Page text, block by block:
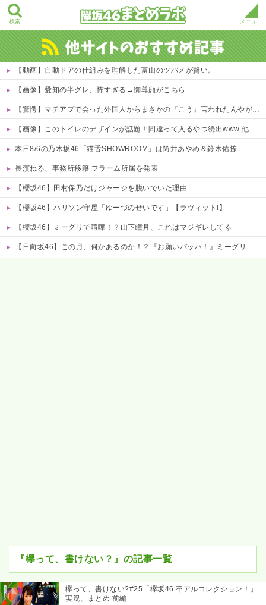
検索 メニュー
【動画】自動ドアの仕組みを理解した富山のツバメが賢い。
【画像】愛知の半グレ、怖すぎる→御尊顔がこちら…
【驚愕】マチアプで会った外国人からまさかの『こう』言われたんやがこれワイ詰みか？？？？？？？
【画像】このトイレのデザインが話題！間違って入るやつ続出www 他
本日8/6の乃木坂46「猫舌SHOWROOM」は筒井あやめ＆鈴木佑捺
長濱ねる、事務所移籍 フラーム所属を発表
【櫻坂46】田村保乃だけジャージを脱いでいた理由
【櫻坂46】ハリソン守屋「ゆーづのせいです」【ラヴィット!】
【櫻坂46】ミーグリで喧嘩！？山下瞳月、これはマジギレしてる
【日向坂46】この月、何かあるのか！？『お願いバッハ！』ミーグリ日程がこちら
『欅って、書けない？』の記事一覧
欅って、書けない?#25「欅坂46 卒アルコレクション！」
実況、まとめ 前編